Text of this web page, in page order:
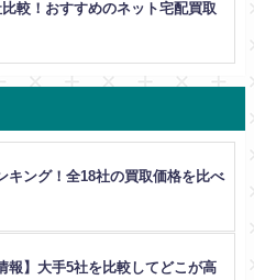
較！おすすめのネット宅配買取
キング！全18社の買取価格を比べ
報】大手5社を比較してどこが高